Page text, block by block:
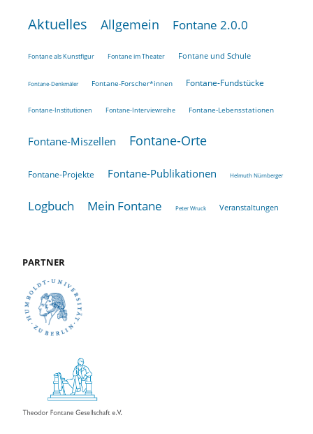
Aktuelles Allgemein Fontane 2.0.0
Fontane als Kunstfigur Fontane im Theater Fontane und Schule
Fontane-Denkmäler Fontane-Forscher*innen Fontane-Fundstücke
Fontane-Institutionen Fontane-Interviewreihe Fontane-Lebensstationen
Fontane-Miszellen Fontane-Orte
Fontane-Projekte Fontane-Publikationen Helmuth Nürnberger
Logbuch Mein Fontane Peter Wruck Veranstaltungen
PARTNER